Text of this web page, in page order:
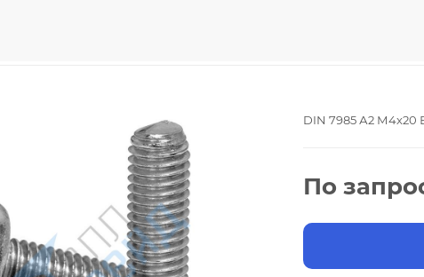
DIN 7985 А2 М4х20
По